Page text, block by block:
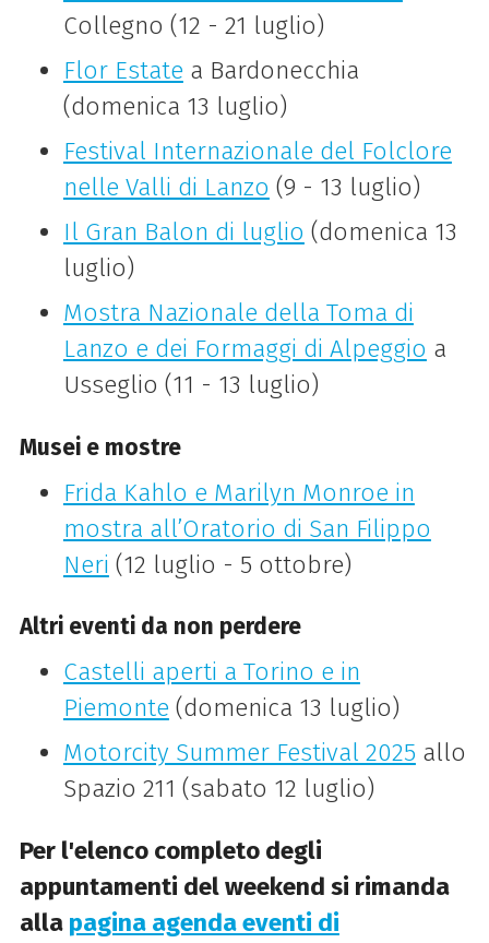
Collegno (12 - 21 luglio)
Flor Estate a Bardonecchia
(domenica 13 luglio)
Festival Internazionale del Folclore
nelle Valli di Lanzo (9 - 13 luglio)
Il Gran Balon di luglio (domenica 13
luglio)
Mostra Nazionale della Toma di
Lanzo e dei Formaggi di Alpeggio a
Usseglio (11 - 13 luglio)
Musei e mostre
Frida Kahlo e Marilyn Monroe in
mostra all’Oratorio di San Filippo
Neri (12 luglio - 5 ottobre)
Altri eventi da non perdere
Castelli aperti a Torino e in
Piemonte (domenica 13 luglio)
Motorcity Summer Festival 2025 allo
Spazio 211 (sabato 12 luglio)
Per l'elenco completo degli
appuntamenti del weekend si rimanda
alla pagina agenda eventi di